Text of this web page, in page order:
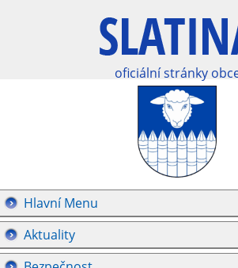
oficiální stránky
Hlavní Menu
Aktuality